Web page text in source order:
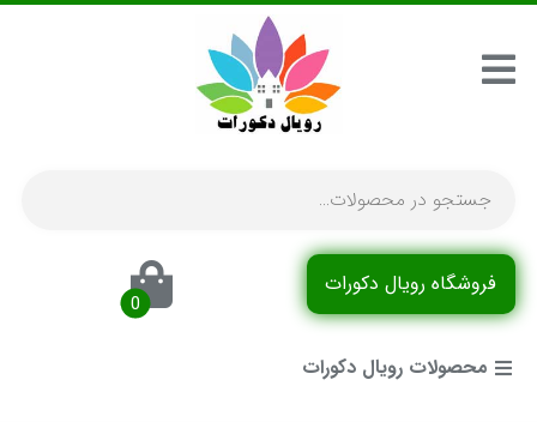
فروشگاه رویال دکورات
محصولات رویال دکورات